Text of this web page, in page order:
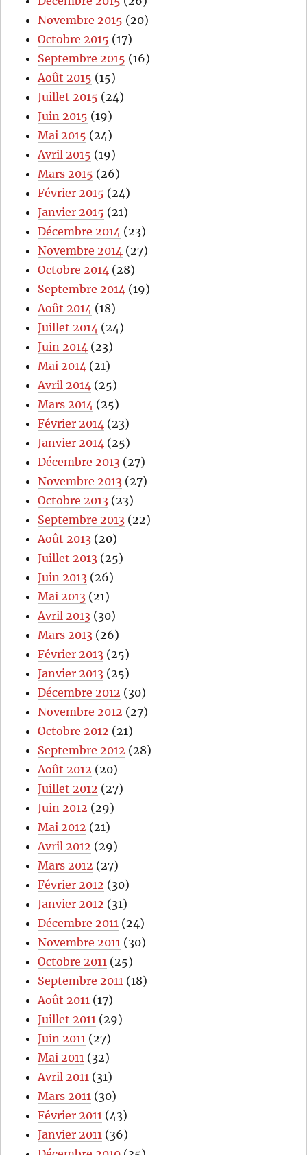
Novembre 2015 (20)
Octobre 2015 (17)
Septembre 2015 (16)
Août 2015 (15)
Juillet 2015 (24)
Juin 2015 (19)
Mai 2015 (24)
Avril 2015 (19)
Mars 2015 (26)
Février 2015 (24)
Janvier 2015 (21)
Décembre 2014 (23)
Novembre 2014 (27)
Octobre 2014 (28)
Septembre 2014 (19)
Août 2014 (18)
Juillet 2014 (24)
Juin 2014 (23)
Mai 2014 (21)
Avril 2014 (25)
Mars 2014 (25)
Février 2014 (23)
Janvier 2014 (25)
Décembre 2013 (27)
Novembre 2013 (27)
Octobre 2013 (23)
Septembre 2013 (22)
Août 2013 (20)
Juillet 2013 (25)
Juin 2013 (26)
Mai 2013 (21)
Avril 2013 (30)
Mars 2013 (26)
Février 2013 (25)
Janvier 2013 (25)
Décembre 2012 (30)
Novembre 2012 (27)
Octobre 2012 (21)
Septembre 2012 (28)
Août 2012 (20)
Juillet 2012 (27)
Juin 2012 (29)
Mai 2012 (21)
Avril 2012 (29)
Mars 2012 (27)
Février 2012 (30)
Janvier 2012 (31)
Décembre 2011 (24)
Novembre 2011 (30)
Octobre 2011 (25)
Septembre 2011 (18)
Août 2011 (17)
Juillet 2011 (29)
Juin 2011 (27)
Mai 2011 (32)
Avril 2011 (31)
Mars 2011 (30)
Février 2011 (43)
Janvier 2011 (36)